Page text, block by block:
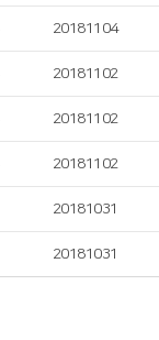
20181104
20181102
20181102
20181102
20181031
20181031